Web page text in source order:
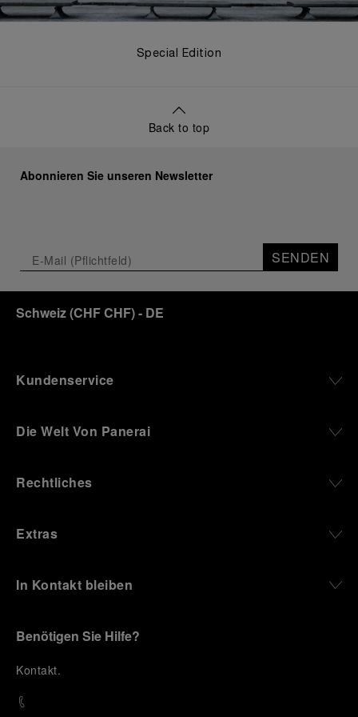
Special Edition
Back to top
Abonnieren Sie unseren Newsletter
SENDEN
Schweiz(CHF CHF)- DE
Kundenservice
Die Welt Von Panerai
Rechtliches
Extras
In Kontakt bleiben
Benötigen Sie Hilfe?
Kontakt.